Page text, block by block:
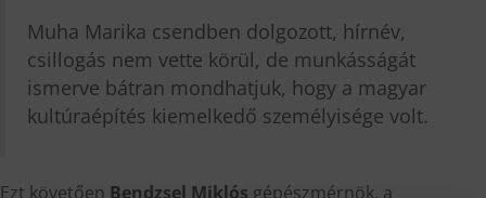
Muha Marika csendben dolgozott, hírnév,
csillogás nem vette körül, de munkásságát
ismerve bátran mondhatjuk, hogy a magyar
kultúraépítés kiemelkedő személyisége volt.
Ezt követően Bendzsel Miklós gépészmérnök, a